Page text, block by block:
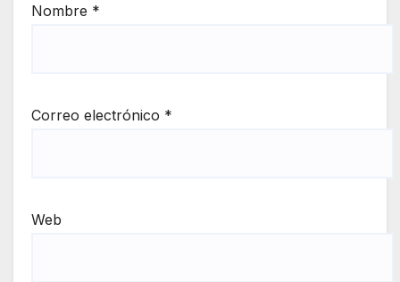
Nombre *
Correo electrónico *
Web